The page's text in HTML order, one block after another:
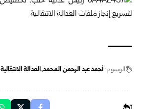
الوسوم: أحمد عبد الرحمن المحمد العدالة الانتقالية